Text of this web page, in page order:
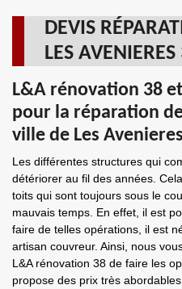
DEVIS
LES
L&A rénovation 38
pour la réparation
ville de Les
Les différentes structures qui
détériorer au fil des années.
toits qui sont toujours sous le
mauvais temps. En effet, il est
faire de telles opérations, il est
artisan couvreur. Ainsi, nous
L&A rénovation 38 de faire les
propose des prix très abordables.